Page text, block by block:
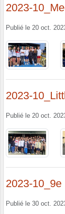
2023-
Publié le 20 oct.
2023-
Publié le 20 oct.
2023-
Publié le 30 oct.